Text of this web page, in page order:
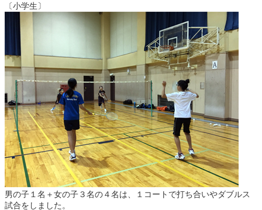
〔小学生〕
男の子１名＋女の子３名の４名は、１コートで打ち合いやダブルス
試合をしました。